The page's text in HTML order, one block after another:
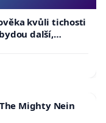
kvůli tichosti
další,
Mighty Nein